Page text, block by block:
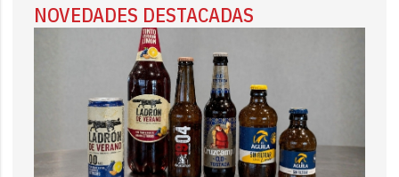
NOVEDADES DESTACADAS